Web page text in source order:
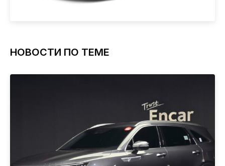
НОВОСТИ ПО ТЕМЕ